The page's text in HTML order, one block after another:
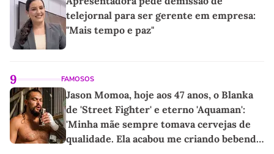
telejornal para ser gerente em empresa:
"Mais tempo e paz"
9 FAMOSOS
Jason Momoa, hoje aos 47 anos, o Blanka
de 'Street Fighter' e eterno 'Aquaman':
'Minha mãe sempre tomava cervejas de
qualidade. Ela acabou me criando bebendo